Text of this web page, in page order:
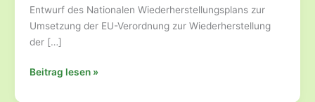
Entwurf des Nationalen Wiederherstellungsplans zur
Umsetzung der EU-Verordnung zur Wiederherstellung
der […]
Bis
Beitrag lesen »